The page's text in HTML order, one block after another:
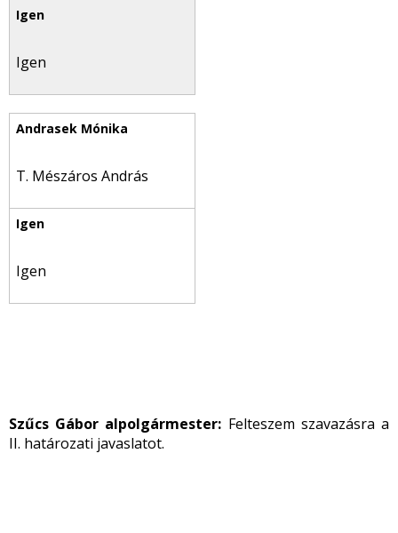
Igen
T. Mészáros András
Igen
Szűcs Gábor alpolgármester: Felteszem szavazásra a
II. határozati javaslatot.